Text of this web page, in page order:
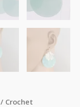
/ Crochet